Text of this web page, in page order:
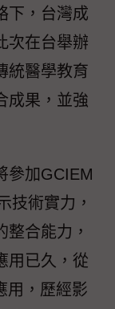
下，台灣成
次在台舉辦
統醫學教育
成果，並強
參加GCIEM
技術實力，
合能力，
用已久，從
用，歷經影